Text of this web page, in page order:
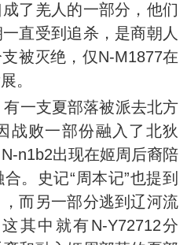
了羌人的一部分，他们
直受到追杀，是商朝人
被灭绝，仅N-M1877在
。
一支夏部落被派去北方
战败一部份融入了北狄
n1b2出现在姬周后裔陪
。史记“周本记”也提到
而另一部分逃到辽河流
其中就有N-Y72712分